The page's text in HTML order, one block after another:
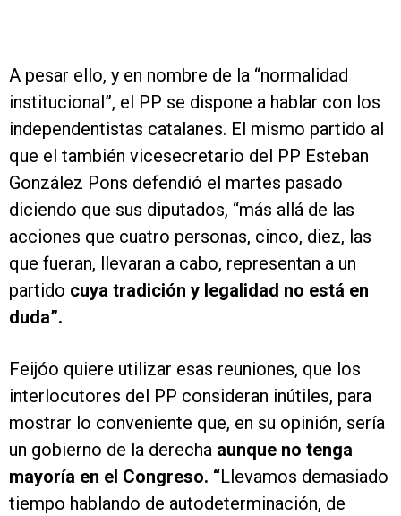
A pesar ello, y en nombre de la “normalidad
institucional”, el PP se dispone a hablar con los
independentistas catalanes. El mismo partido al
que el también vicesecretario del PP Esteban
González Pons defendió el martes pasado
diciendo que sus diputados, “más allá de las
acciones que cuatro personas, cinco, diez, las
que fueran, llevaran a cabo, representan a un
partido cuya tradición y legalidad no está en
duda”.
Feijóo quiere utilizar esas reuniones, que los
interlocutores del PP consideran inútiles, para
mostrar lo conveniente que, en su opinión, sería
un gobierno de la derecha aunque no tenga
mayoría en el Congreso. “Llevamos demasiado
tiempo hablando de autodeterminación, de